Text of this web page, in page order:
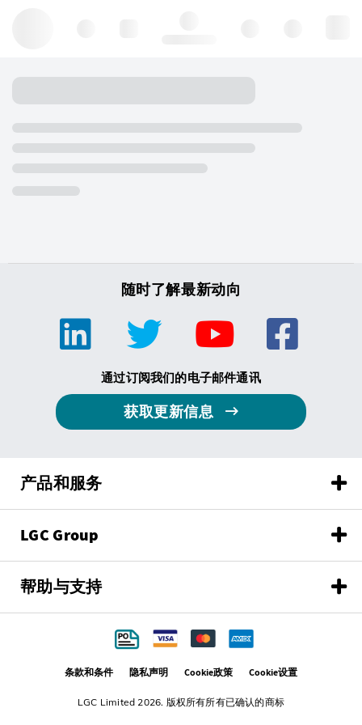
随时了解最新动向
通过订阅我们的电子邮件通讯
获取更新信息
产品和服务
LGC Group
帮助与支持
LGC Limited 2026. 版权所有所有已确认的商标
条款和条件 隐私声明 Cookie政策 Cookie设置